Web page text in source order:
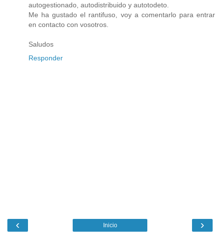
autogestionado, autodistribuido y autotodeto.
Me ha gustado el rantifuso, voy a comentarlo para entrar
en contacto con vosotros.
Saludos
Responder
‹ ›
Inicio